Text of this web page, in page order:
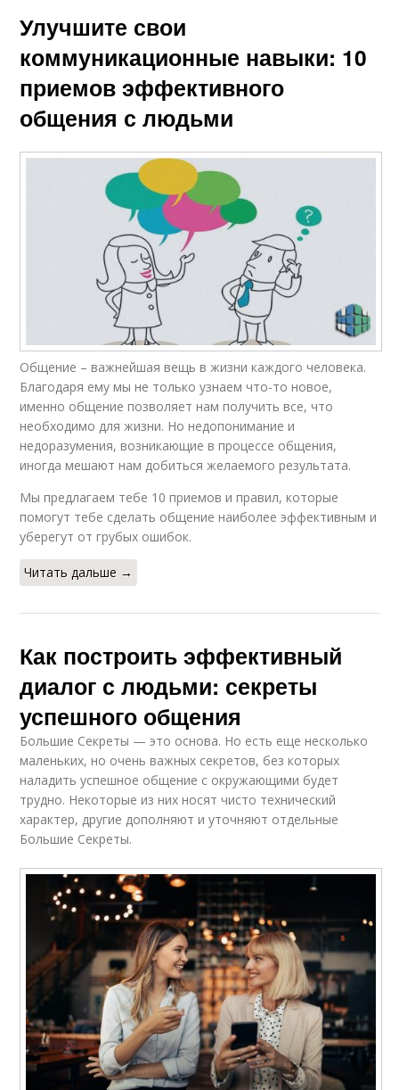
Улучшите свои
коммуникационные навыки: 10
приемов эффективного
общения с людьми
Общение – важнейшая вещь в жизни каждого человека.
Благодаря ему мы не только узнаем что-то новое,
именно общение позволяет нам получить все, что
необходимо для жизни. Но недопонимание и
недоразумения, возникающие в процессе общения,
иногда мешают нам добиться желаемого результата.
Мы предлагаем тебе 10 приемов и правил, которые
помогут тебе сделать общение наиболее эффективным и
уберегут от грубых ошибок.
Читать дальше →
Как построить эффективный
диалог с людьми: секреты
успешного общения
Большие Секреты — это основа. Но есть еще несколько
маленьких, но очень важных секретов, без которых
наладить успешное общение с окружающими будет
трудно. Некоторые из них носят чисто технический
характер, другие дополняют и уточняют отдельные
Большие Секреты.